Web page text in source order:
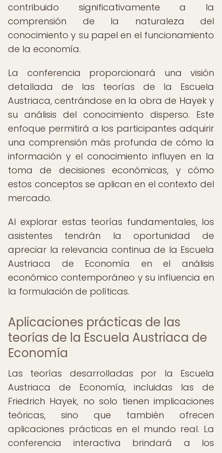
contribuido significativamente a la
comprensión de la naturaleza del
conocimiento y su papel en el funcionamiento
de la economía.
La conferencia proporcionará una visión
detallada de las teorías de la Escuela
Austriaca, centrándose en la obra de Hayek y
su análisis del conocimiento disperso. Este
enfoque permitirá a los participantes adquirir
una comprensión más profunda de cómo la
información y el conocimiento influyen en la
toma de decisiones económicas, y cómo
estos conceptos se aplican en el contexto del
mercado.
Al explorar estas teorías fundamentales, los
asistentes tendrán la oportunidad de
apreciar la relevancia continua de la Escuela
Austriaca de Economía en el análisis
económico contemporáneo y su influencia en
la formulación de políticas.
Aplicaciones prácticas de las
teorías de la Escuela Austriaca de
Economía
Las teorías desarrolladas por la Escuela
Austriaca de Economía, incluidas las de
Friedrich Hayek, no solo tienen implicaciones
teóricas, sino que también ofrecen
aplicaciones prácticas en el mundo real. La
conferencia interactiva brindará a los